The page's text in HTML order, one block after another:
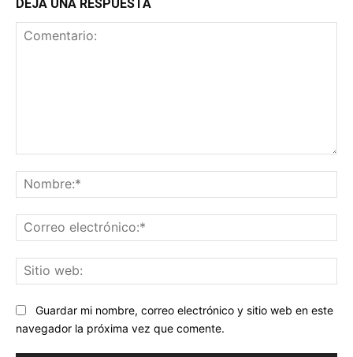
DEJA UNA RESPUESTA
Guardar mi nombre, correo electrónico y sitio web en este
navegador la próxima vez que comente.